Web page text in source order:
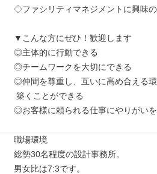
◇ファシリティマネジメントに興味
▼こんな方にぜひ！歓迎します
◎主体的に行動できる
◎チームワークを大切にできる
◎仲間を尊重し、互いに高め合える
◎お客様に頼られる仕事にやりがい
職場環境
総勢30名程度の設計事務所。
男女比は7:3です。